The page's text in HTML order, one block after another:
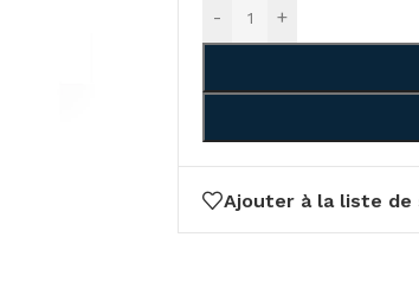
- +
Ajouter à la liste de